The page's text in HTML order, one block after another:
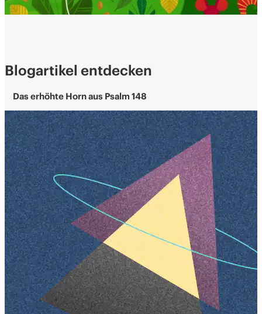
Blogartikel entdecken
Das erhöhte Horn aus Psalm 148